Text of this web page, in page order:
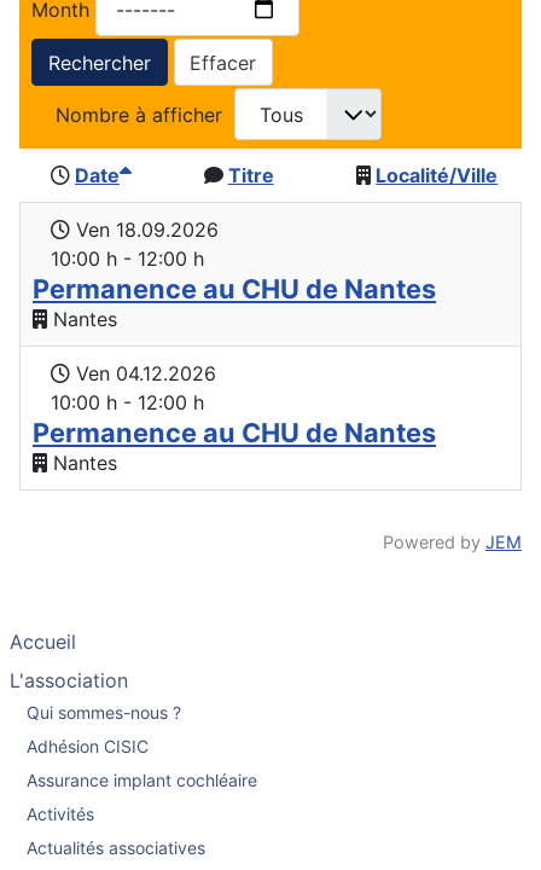
Month
Rechercher Effacer
Nombre à afficher
Date Titre Localité/Ville
Ven 18.09.2026
10:00 h - 12:00 h
Permanence au CHU de Nantes
Nantes
Ven 04.12.2026
10:00 h - 12:00 h
Permanence au CHU de Nantes
Nantes
Powered by JEM
Accueil
L'association
Qui sommes-nous ?
Adhésion CISIC
Assurance implant cochléaire
Activités
Actualités associatives